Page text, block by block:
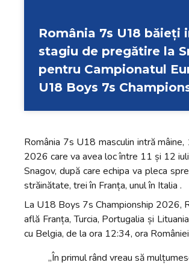
România 7s U18 băieți
stagiu de pregătire la
pentru Campionatul
U18 Boys 7s
România 7s U18 masculin intră
2026 care va avea loc între 11 și 12
Snagov, după care echipa va pleca
străinătate, trei în Franța, unul în Italia .
La U18 Boys 7s Championship 2026,
află Franța, Turcia, Portugalia și
cu Belgia, de la ora 12:34, ora
„În primul rând vreau să